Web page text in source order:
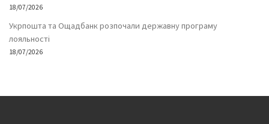
18/07/2026
Укрпошта та Ощадбанк розпочали державну програму
лояльності
18/07/2026